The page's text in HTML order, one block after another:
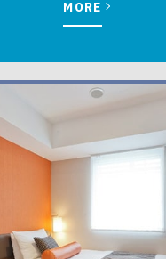
MORE